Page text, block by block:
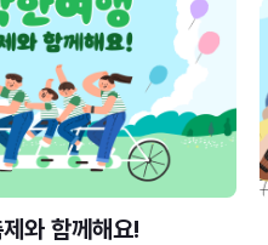
와 함께해요!